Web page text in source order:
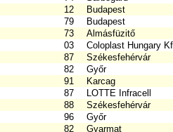
12
Budapest
79
Budapest
73
Almásfüzitő
03
Coloplast Hungary
87
Székesfehérvár
82
Győr
91
Karcag
87
LOTTE Infracell
88
Székesfehérvár
96
Győr
82
Gyarmat